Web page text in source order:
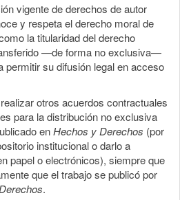
vigente de derechos de autor
y respeta el derecho moral de
la titularidad del derecho
—de forma no exclusiva—
permitir su difusión legal en acceso
otros acuerdos contractuales
para la distribución no exclusiva
enHechos y Derechos (por
institucional o darlo a
papel o electrónicos), siempre que
que el trabajo se publicó por
.